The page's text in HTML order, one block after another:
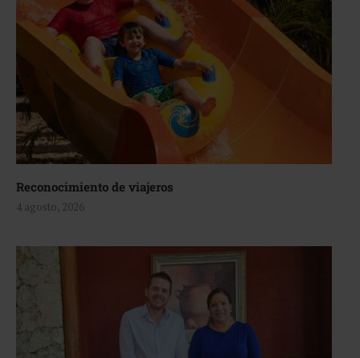
Reconocimiento de viajeros
4 agosto, 2026